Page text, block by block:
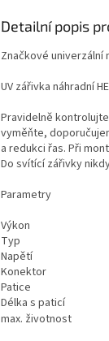
Detailní popis
Značkové univerzální
UV zářivka náhradní
Pravidelně
vyměňte,
a redukci řas. Při
Do svítící zářivky
Parametry
Výkon
Typ
Napětí
Konektor
Patice
Délka s paticí
max. životnost